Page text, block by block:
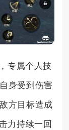
专属个人技
身受到伤害
方目标造成
力持续一回